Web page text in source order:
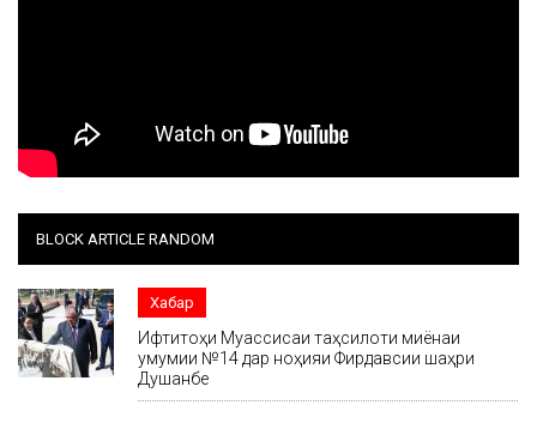
BLOCK ARTICLE RANDOM
Хабар
Ифтитоҳи Муассисаи таҳсилоти миёнаи
умумии №14 дар ноҳияи Фирдавсии шаҳри
Душанбе